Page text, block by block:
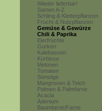
Wieder lieferbar!
Samen A-Z
Schling & Kletterpflanzen
Frucht & Nutzpflanzen
Gemüse & Gewürze
Chili & Paprika
Eierfrüchte
Gurken
Kalebassen
Kürbisse
Melonen
Tomaten
Sonstige
Mangroven & Teich
Palmen & Palmfarne
Acacia
Adenium
Baumfarne/Farne